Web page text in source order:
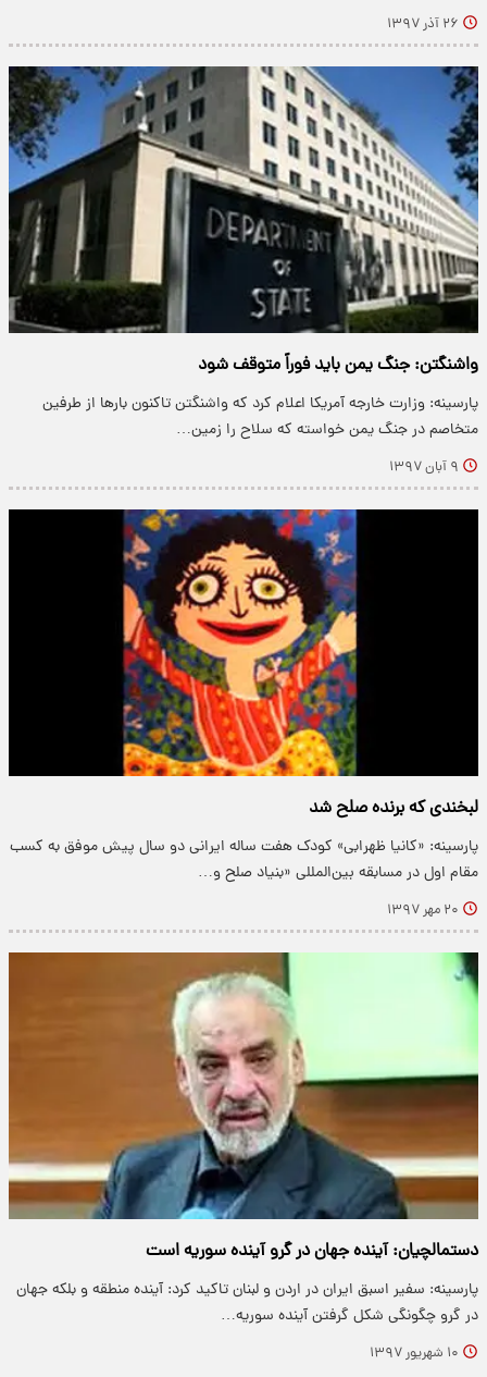
۲۶ آذر ۱۳۹۷
واشنگتن: جنگ یمن باید فوراً متوقف شود
پارسینه: وزارت خارجه آمریکا اعلام کرد که واشنگتن تاکنون بار‌ها از طرفین
متخاصم در جنگ یمن خواسته که سلاح را زمین…
۹ آبان ۱۳۹۷
لبخندی که برنده صلح شد
پارسینه: «کانیا ظهرابی» کودک هفت ساله ایرانی دو سال پیش موفق به کسب
مقام اول در مسابقه بین‌المللی «بنیاد صلح و…
۲۰ مهر ۱۳۹۷
دستمالچیان: آینده جهان در گرو آینده سوریه است
پارسینه: سفیر اسبق ایران در اردن و لبنان تاکید کرد: آینده منطقه و بلکه جهان
در گرو چگونگی شکل گرفتن آینده سوریه…
۱۰ شهریور ۱۳۹۷